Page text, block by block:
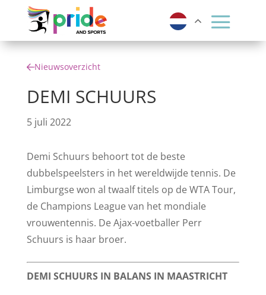
Nieuwsoverzicht
DEMI SCHUURS
5 juli 2022
Demi Schuurs behoort tot de beste
dubbelspeelsters in het wereldwijde tennis. De
Limburgse won al twaalf titels op de WTA Tour,
de Champions League van het mondiale
vrouwentennis. De Ajax-voetballer Perr
Schuurs is haar broer.
DEMI SCHUURS IN BALANS IN MAASTRICHT